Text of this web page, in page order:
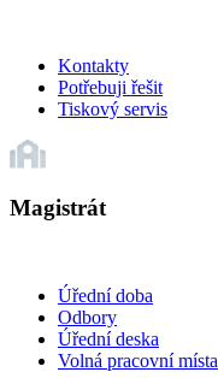
Kontakty
Potřebuji řešit
Tiskový servis
Magistrát
Úřední doba
Odbory
Úřední deska
Volná pracovní místa